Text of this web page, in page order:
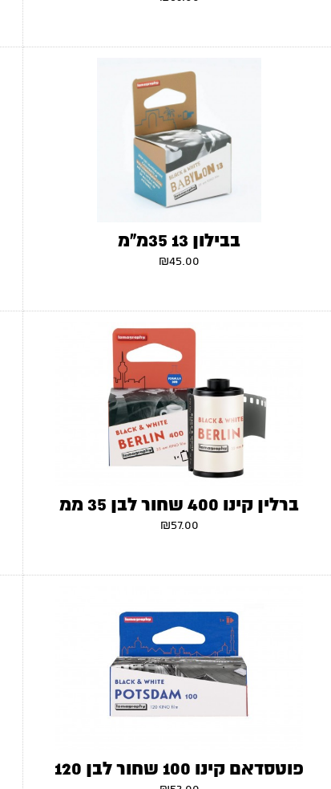
בבילון 13 35מ"מ
₪45.00
ברלין קינו 400 שחור לבן 35 ממ
₪57.00
פוטסדאם קינו 100 שחור לבן 120